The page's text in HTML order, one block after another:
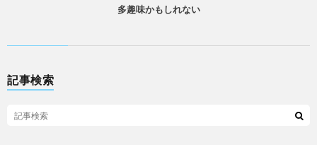
多趣味かもしれない
記事検索